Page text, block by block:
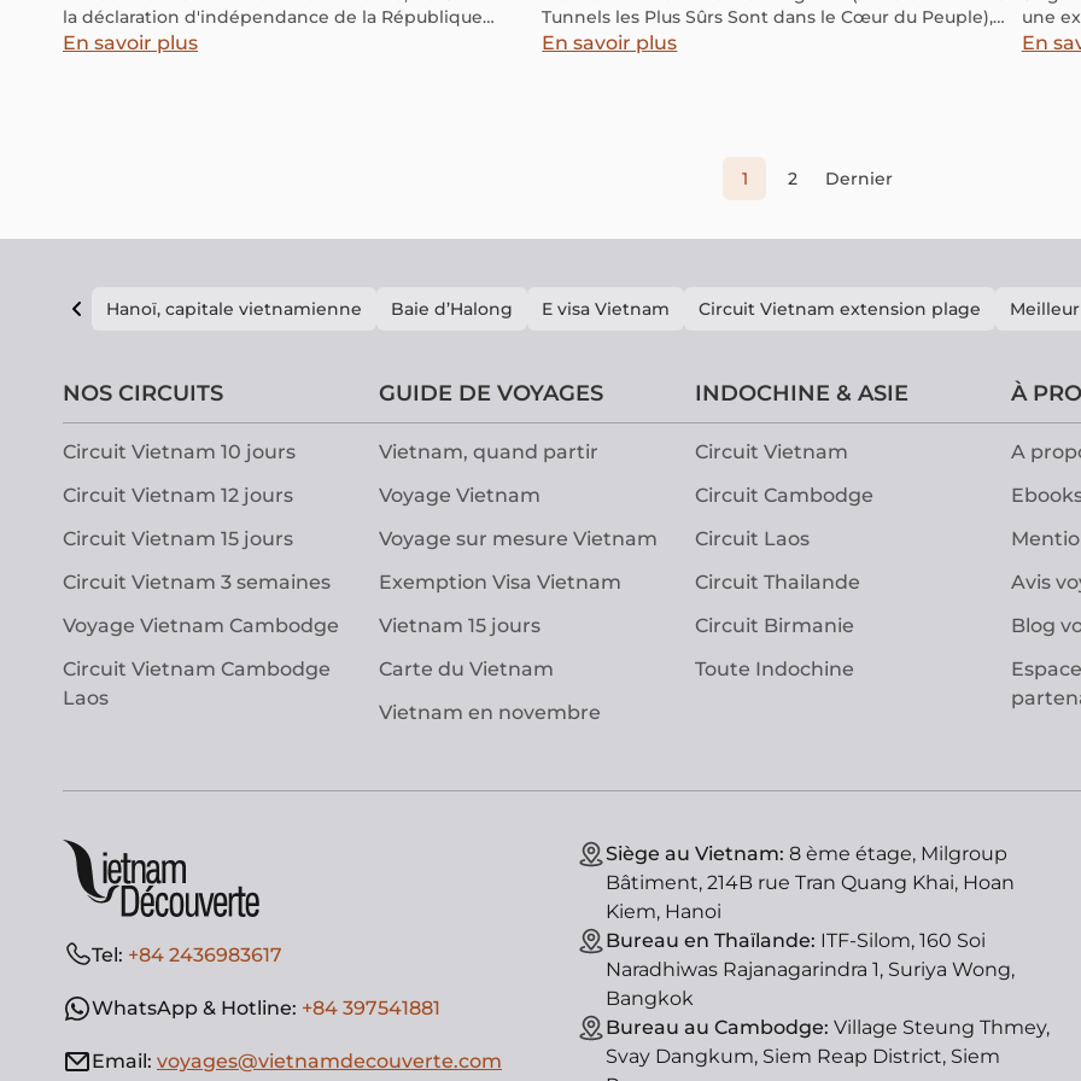
la déclaration d'indépendance de la République
démocratique du Vietnam. Cet acte solennel vient
En savoir plus
Tunnels les Plus Sûrs Sont dans le Cœur du Peuple),
raconte la vie à Cu Chi en temps de guerre à travers le
En savoir plus
une
En
1 2 Dernier
Hanoï, capitale vietnamienne Baie d’Halong E visa Vietnam Circuit Vietnam extension plage
NOS CIRCUITS
Circuit Vietnam 10 jours
Circuit Vietnam 12 jours
Circuit Vietnam 15 jours
Circuit Vietnam 3 semaines
Voyage Vietnam Cambodge
Circuit Vietnam Cambodge
Laos
GUIDE DE VOYAGES
Vietnam, quand partir
Voyage Vietnam
Voyage sur mesure Vietnam
Exemption Visa Vietnam
Vietnam 15 jours
Carte du Vietnam
Vietnam en novembre
INDOCHINE & ASIE
Circuit Vietnam
Circuit Cambodge
Circuit Laos
Circuit Thailande
Circuit Birmanie
Toute Indochine
À
A
Avis
Blog
Tel: +84 2436983617
WhatsApp & Hotline: +84 397541881
Email: voyages@vietnamdecouverte.com
Siège au Vietnam: 8 ème étage, Milgroup
Bâtiment, 214B rue Tran Quang Khai, Hoan
Kiem, Hanoi
Bureau en Thaïlande: ITF-Silom, 160 Soi
Naradhiwas Rajanagarindra 1, Suriya Wong,
Bangkok
Bureau au Cambodge: Village Steung Thmey,
Svay Dangkum, Siem Reap District, Siem